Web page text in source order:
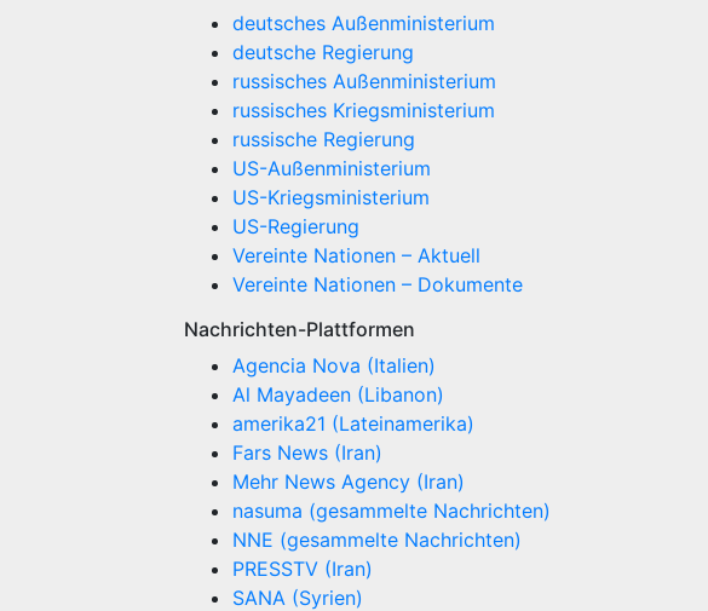
deutsches Außenministerium
deutsche Regierung
russisches Außenministerium
russisches Kriegsministerium
russische Regierung
US-Außenministerium
US-Kriegsministerium
US-Regierung
Vereinte Nationen – Aktuell
Vereinte Nationen – Dokumente
Nachrichten-Plattformen
Agencia Nova (Italien)
Al Mayadeen (Libanon)
amerika21 (Lateinamerika)
Fars News (Iran)
Mehr News Agency (Iran)
nasuma (gesammelte Nachrichten)
NNE (gesammelte Nachrichten)
PRESSTV (Iran)
SANA (Syrien)